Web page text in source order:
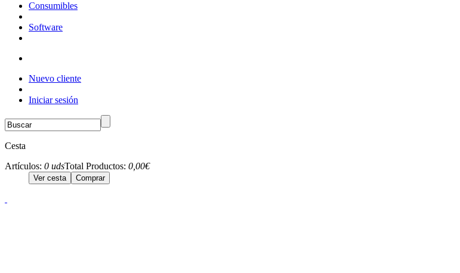
Consumibles
Software
Nuevo cliente
Iniciar sesión
Cesta
Artículos: 0 udsTotal Productos: 0,00€